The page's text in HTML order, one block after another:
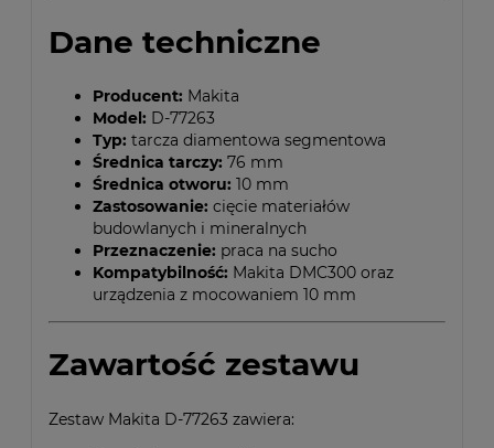
Dane techniczne
Producent: Makita
Model: D-77263
Typ: tarcza diamentowa segmentowa
Średnica tarczy: 76 mm
Średnica otworu: 10 mm
Zastosowanie: cięcie materiałów
budowlanych i mineralnych
Przeznaczenie: praca na sucho
Kompatybilność: Makita DMC300 oraz
urządzenia z mocowaniem 10 mm
Zawartość zestawu
Zestaw Makita D-77263 zawiera: